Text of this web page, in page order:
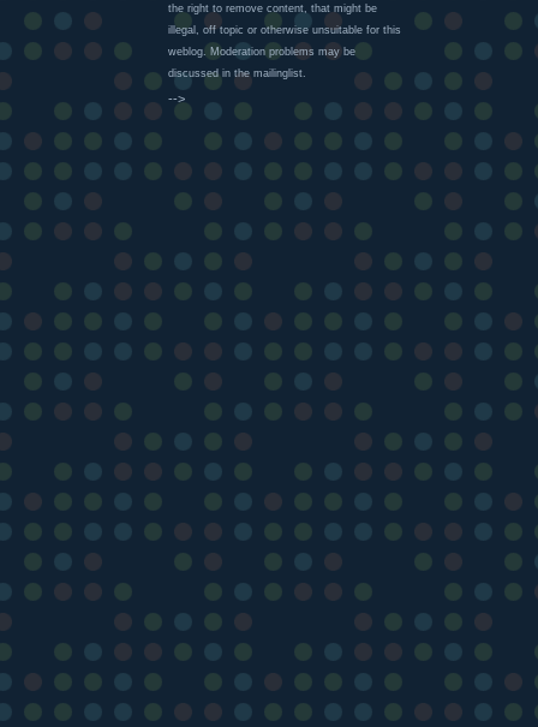
the right to remove content, that might be
illegal, off topic or otherwise unsuitable for this
weblog. Moderation problems may be
discussed in the mailinglist.
-->